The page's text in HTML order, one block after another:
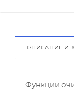
ОПИСАНИЕ И
Функции